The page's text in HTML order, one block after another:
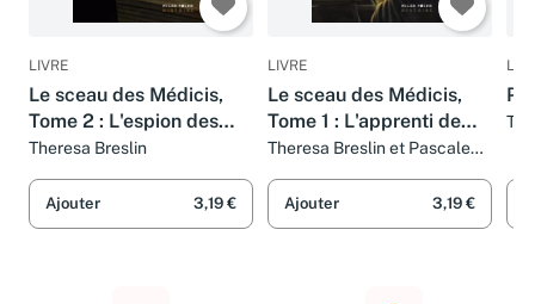
LIVRE
Le sceau des Médicis,
Tome 2 : L'espion des
Borgia
Theresa Breslin
Ajouter 3,19 €
LIVRE
Le sceau des Médicis,
Tome 1 : L'apprenti de
Léonard de Vinci
Theresa Breslin et Pascale
Ajouter 3,19 €